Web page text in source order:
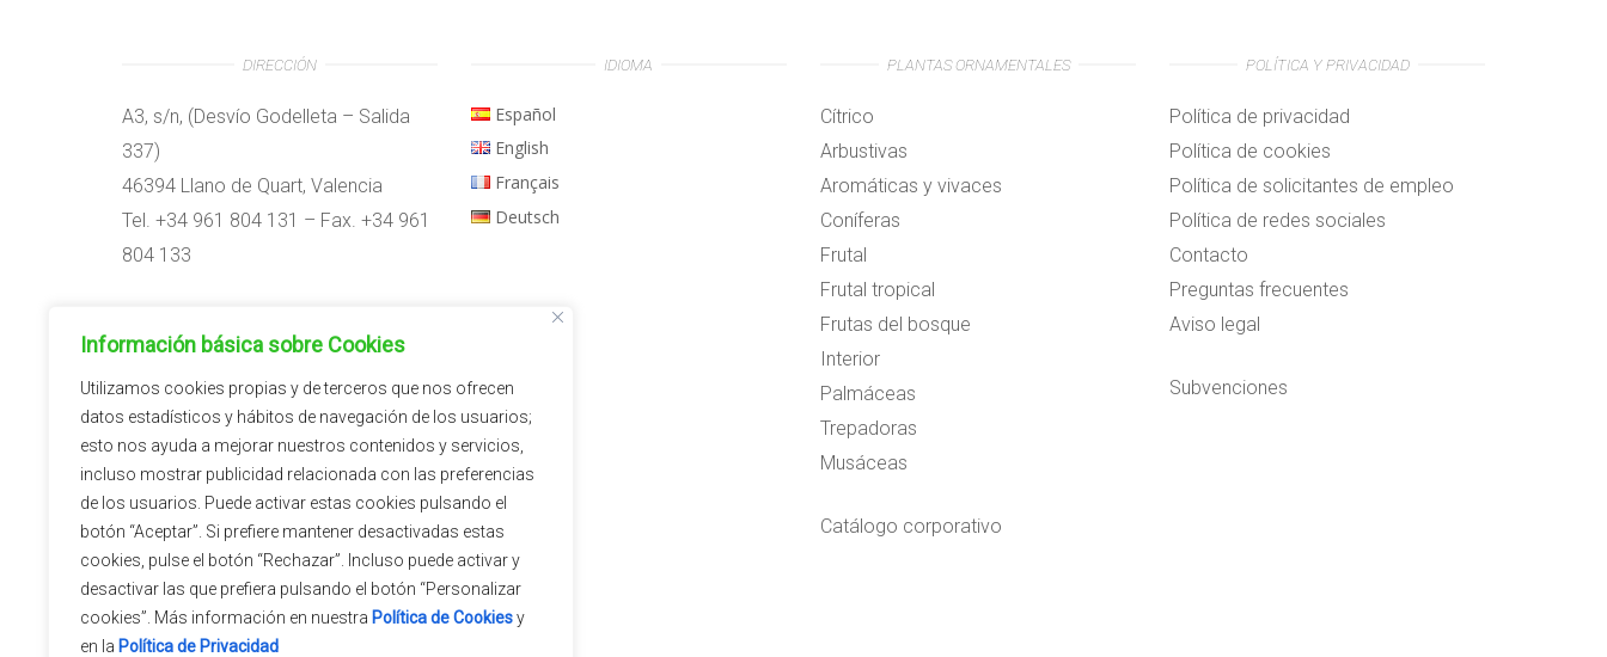
Información básica sobre Cookies
Utilizamos cookies propias y de terceros que nos ofrecen
datos estadísticos y hábitos de navegación de los usuarios;
esto nos ayuda a mejorar nuestros contenidos y servicios,
incluso mostrar publicidad relacionada con las preferencias
de los usuarios. Puede activar estas cookies pulsando el
botón “Aceptar”. Si prefiere mantener desactivadas estas
cookies, pulse el botón “Rechazar”. Incluso puede activar y
desactivar las que prefiera pulsando el botón “Personalizar
cookies”. Más información en nuestra Política de Cookiesy
en la Política de Privacidad
DIRECCIÓN
A3, s/n, (Desvío Godelleta – Salida
337)
46394 Llano de Quart, Valencia
Tel. +34 961 804 131 – Fax. +34 961
804 133
09:00h – 14:00h
15:00h – 18:00h
IDIOMA
Español
English
Français
Deutsch
PLANTAS ORNAMENTALES
Cítrico
Arbustivas
Aromáticas y vivaces
Coníferas
Frutal
Frutal tropical
Frutas del bosque
Interior
Palmáceas
Trepadoras
Musáceas
Catálogo corporativo
POLÍTICA Y PRIVACIDAD
Política de privacidad
Política de cookies
Política de solicitantes de empleo
Política de redes sociales
Contacto
Preguntas frecuentes
Aviso legal
Subvenciones